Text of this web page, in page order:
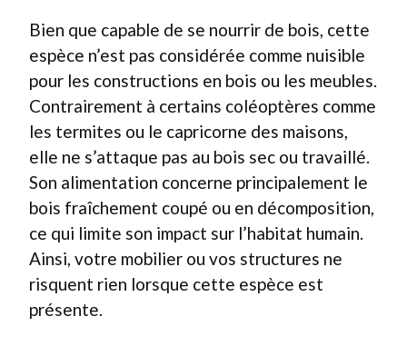
Bien que capable de se nourrir de bois, cette
espèce n’est pas considérée comme nuisible
pour les constructions en bois ou les meubles.
Contrairement à certains coléoptères comme
les termites ou le capricorne des maisons,
elle ne s’attaque pas au bois sec ou travaillé.
Son alimentation concerne principalement le
bois fraîchement coupé ou en décomposition,
ce qui limite son impact sur l’habitat humain.
Ainsi, votre mobilier ou vos structures ne
risquent rien lorsque cette espèce est
présente.